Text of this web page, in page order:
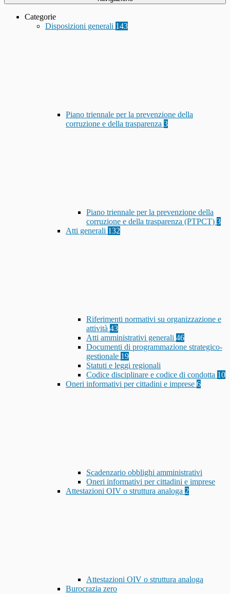
Categorie
Disposizioni generali 143
Piano triennale per la prevenzione della
corruzione e della trasparenza 3
Piano triennale per la prevenzione della
corruzione e della trasparenza (PTPCT) 3
Atti generali 132
Riferimenti normativi su organizzazione e
attività 43
Atti amministrativi generali 46
Documenti di programmazione strategico-
gestionale 19
Statuti e leggi regionali
Codice disciplinare e codice di condotta 10
Oneri informativi per cittadini e imprese 6
Scadenzario obblighi amministrativi
Oneri informativi per cittadini e imprese
Attestazioni OIV o struttura analoga 2
Attestazioni OIV o struttura analoga
Burocrazia zero